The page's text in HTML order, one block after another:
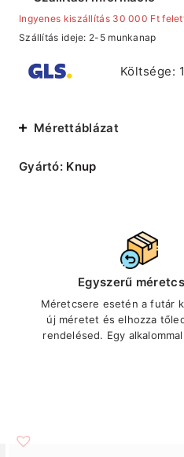
Ingyenes kiszállítás 30 000 Ft
Szállítás ideje: 2-5 munkanap
Költsége:
Mérettáblázat
Gyártó: Knup
Egyszerű
Méretcsere esetén a futár
új méretet és elhozza
rendelésed. Egy